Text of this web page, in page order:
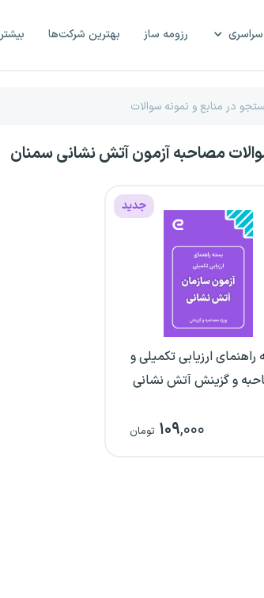
رزومه ساز بهترین شرکت‌ها بیشتر
مصاحبه آزمون آتش نشانی سمنان
جدید
راهنمای ارزیابی تکمیلی و
و گزینش آتش نشانی
۱۰۹,۰۰۰ تومان